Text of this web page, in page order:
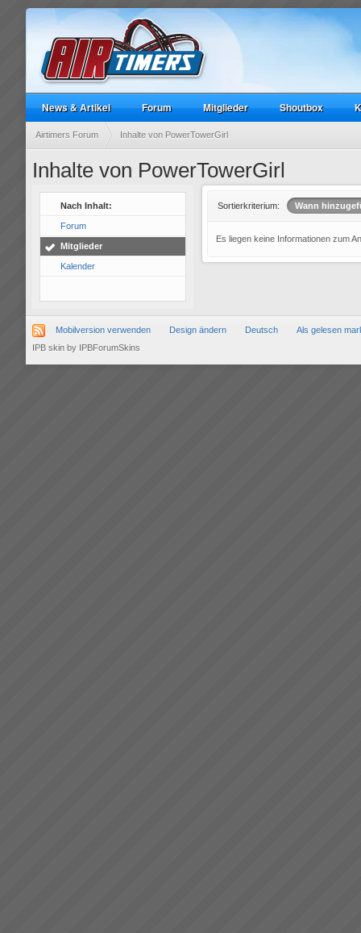
News & Artikel Forum Mitglieder Shoutbox
Airtimers Forum Inhalte von PowerTowerGirl
Inhalte von PowerTowerGirl
Nach Inhalt:
Forum
Mitglieder
Kalender
Sortierkriterium: Wann
Es liegen keine Informationen zum
Mobilversion verwenden Design ändern Deutsch
Als gelesen
IPB skin by IPBForumSkins